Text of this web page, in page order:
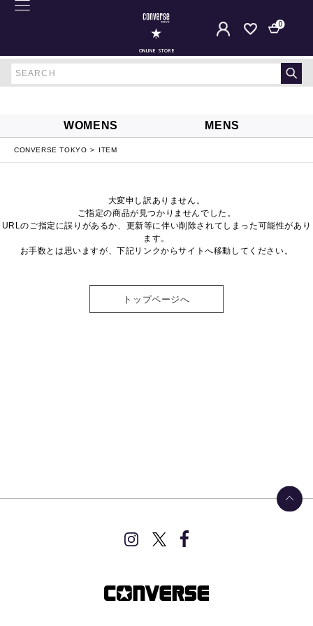
ONLINE STORE
0
WOMENS MENS
CONVERSE TOKYO ITEM
大変申し訳ありません。
ご指定の商品が見つかりませんでした。
URLのご指定に誤りがあるか、更新等に伴い削除されてしまった可能性があり
ます。
お手数とは思いますが、下記リンクからサイトへ移動してください。
トップページへ